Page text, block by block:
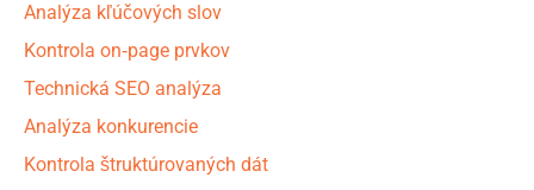
Analýza kľúčových slov
Kontrola on‑page prvkov
Technická SEO analýza
Analýza konkurencie
Kontrola štruktúrovaných dát